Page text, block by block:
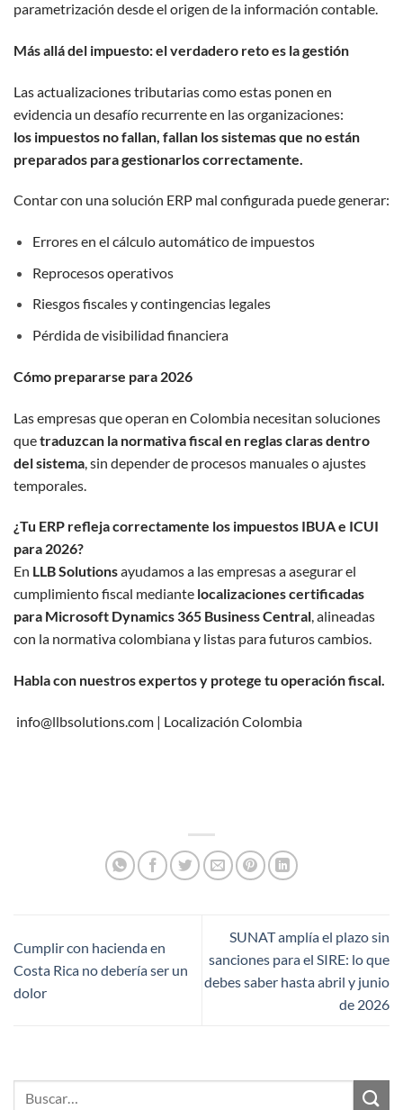
parametrización desde el origen de la información contable.
Más allá del impuesto: el verdadero reto es la gestión
Las actualizaciones tributarias como estas ponen en
evidencia un desafío recurrente en las organizaciones:
los impuestos no fallan, fallan los sistemas que no están
preparados para gestionarlos correctamente.
Contar con una solución ERP mal configurada puede generar:
Errores en el cálculo automático de impuestos
Reprocesos operativos
Riesgos fiscales y contingencias legales
Pérdida de visibilidad financiera
Cómo prepararse para 2026
Las empresas que operan en Colombia necesitan soluciones
quetraduzcan la normativa fiscal en reglas claras dentro
del sistema , sin depender de procesos manuales o ajustes
temporales.
¿Tu ERP refleja correctamente los impuestos IBUA e ICUI
para 2026?
En LLB Solutionsayudamos a las empresas a asegurar el
cumplimiento fiscal mediante localizaciones certificadas
para Microsoft Dynamics 365 Business Central, alineadas
con la normativa colombiana y listas para futuros cambios.
Habla con nuestros expertos y protege tu operación fiscal.
info@llbsolutions.com | Localización Colombia
Cumplir con hacienda en
Costa Rica no debería ser un
dolor
SUNAT amplía el plazo sin
sanciones para el SIRE: lo que
debes saber hasta abril y junio
de 2026